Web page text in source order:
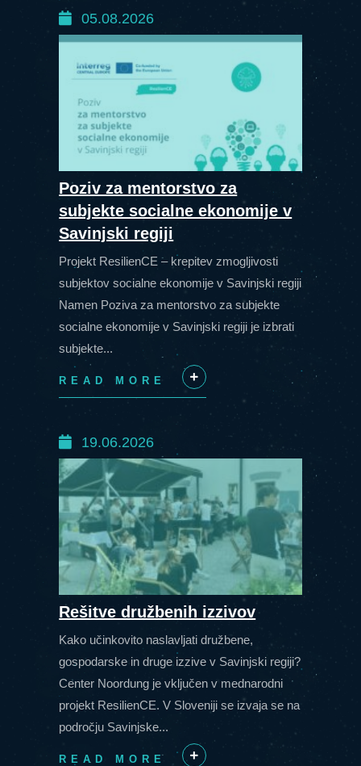
05.08.2026
Poziv za mentorstvo za
subjekte socialne ekonomije v
Savinjski regiji
Projekt ResilienCE – krepitev zmogljivosti
subjektov socialne ekonomije v Savinjski regiji
Namen Poziva za mentorstvo za subjekte
socialne ekonomije v Savinjski regiji je izbrati
subjekte...
READ MORE
+
19.06.2026
Rešitve družbenih izzivov
Kako učinkovito naslavljati družbene,
gospodarske in druge izzive v Savinjski regiji?
Center Noordung je vključen v mednarodni
projekt ResilienCE. V Sloveniji se izvaja se na
področju Savinjske...
READ MORE